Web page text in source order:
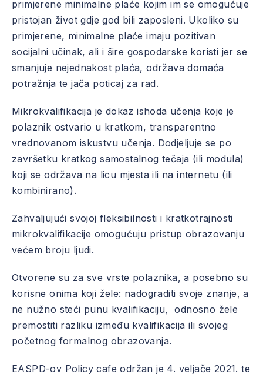
primjerene minimalne plaće kojim im se omogućuje
pristojan život gdje god bili zaposleni. Ukoliko su
primjerene, minimalne plaće imaju pozitivan
socijalni učinak, ali i šire gospodarske koristi jer se
smanjuje nejednakost plaća, održava domaća
potražnja te jača poticaj za rad.
Mikrokvalifikacija je dokaz ishoda učenja koje je
polaznik ostvario u kratkom, transparentno
vrednovanom iskustvu učenja. Dodjeljuje se po
završetku kratkog samostalnog tečaja (ili modula)
koji se održava na licu mjesta ili na internetu (ili
kombinirano).
Zahvaljujući svojoj fleksibilnosti i kratkotrajnosti
mikrokvalifikacije omogućuju pristup obrazovanju
većem broju ljudi.
Otvorene su za sve vrste polaznika, a posebno su
korisne onima koji žele: nadograditi svoje znanje, a
ne nužno steći punu kvalifikaciju, odnosno žele
premostiti razliku između kvalifikacija ili svojeg
početnog formalnog obrazovanja.
EASPD-ov Policy cafe održan je 4. veljače 2021. te